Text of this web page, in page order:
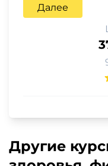
Далее
Другие